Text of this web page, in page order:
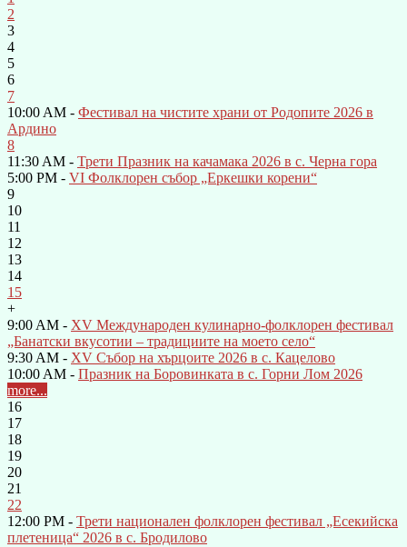
2
3
4
5
6
7
10:00 AM - Фестивал на чистите храни от Родопите 2026 в
Ардино
8
11:30 AM - Трети Празник на качамака 2026 в с. Черна гора
5:00 PM - VI Фолклорен събор „Еркешки корени“
9
10
11
12
13
14
15
+
9:00 AM - XV Международен кулинарно-фолклорен фестивал
„Банатски вкусотии – традициите на моето село“
9:30 AM - XV Събор на хърцоите 2026 в с. Кацелово
10:00 AM - Празник на Боровинката в с. Горни Лом 2026
more...
16
17
18
19
20
21
22
12:00 PM - Трети национален фолклорен фестивал „Есекийска
плетеница“ 2026 в с. Бродилово